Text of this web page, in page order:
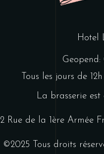
Hotel
Tous les jours de
La brasserie est
2 Rue de la 1ère Armée
©2025 Tous droits